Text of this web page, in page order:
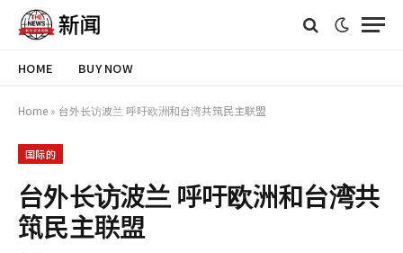
HOME BUY NOW
Home » 台外长访波兰 呼吁欧洲和台湾共筑民主联盟
国际的
台外长访波兰 呼吁欧洲和台湾共
筑民主联盟